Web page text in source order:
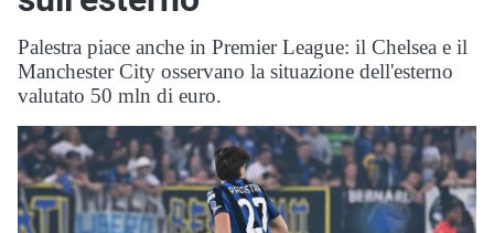
Palestra piace anche in Premier League: il Chelsea e il
Manchester City osservano la situazione dell'esterno
valutato 50 mln di euro.